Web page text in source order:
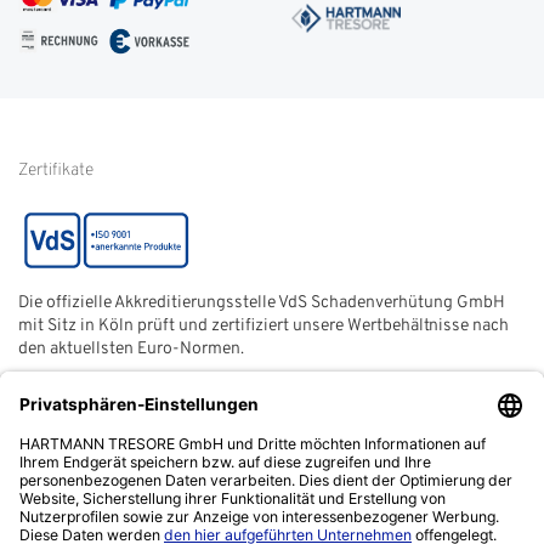
FAQ
Impressum
Batterieentsorgung
Zertifikate
Die offizielle Akkreditierungsstelle VdS Schadenverhütung GmbH
mit Sitz in Köln prüft und zertifiziert unsere Wertbehältnisse nach
den aktuellsten Euro-Normen.
Der ECB (European Certification Body) ist eine neutrale und
unabhängige Zertifizierungsstelle der European Security
Systems Association e. V. (ESSA) mit Sitz in Frankfurt am Main.